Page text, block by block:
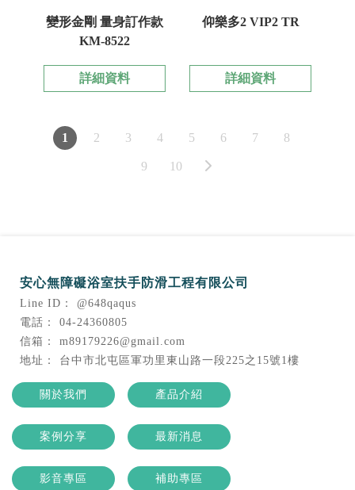
變形金剛 量身訂作款
KM-8522
詳細資料
仰樂多2 VIP2 TR
詳細資料
1 2 3 4 5 6 7 8
9 10
@648qaqus
04-24360805
m89179226@gmail.com
台中市北屯區軍功里東山路一段225之15號1樓
關於我們 產品介紹
案例分享 最新消息
影音專區 補助專區